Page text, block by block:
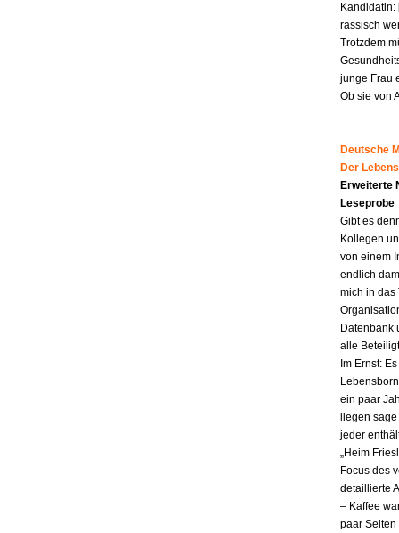
rassisch
Trotzdem
junge Frau
Ob sie von
Deutsche
Der
Erweiterte
Leseprobe
Gibt es
Kollegen
von einem
endlich
mich in das
Datenbank
alle
Im Ernst:
ein paar
liegen
jeder
„Heim
Focus des
detaillierte
– Kaffee
paar